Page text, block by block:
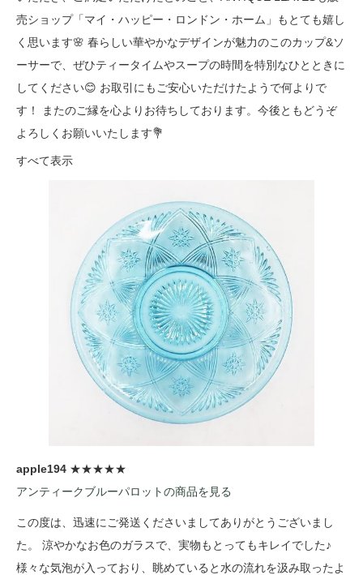
売ショップ「マイ・ハッピー・ロンドン・ホーム」もとても嬉し
く思います🌸 春らしい華やかなデザインが魅力のこのカップ&ソ
ーサーで、ぜひティータイムやスープの時間を特別なひとときに
してください😊 お取引にもご安心いただけたようで何よりで
す！ またのご縁を心よりお待ちしております。今後ともどうぞ
よろしくお願いいたします💐
すべて表示
apple194 ★★★★★
アンティークブルーパロットの商品を見る
この度は、迅速にご発送くださいましてありがとうございまし
た。 涼やかなお色のガラスで、実物もとってもキレイでした♪
様々な気泡が入っており、眺めていると水の流れを汲み取ったよ